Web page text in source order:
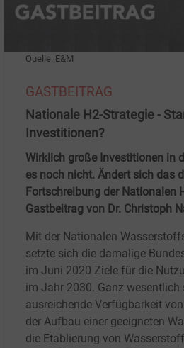
Quelle: E&M
GASTBEITRAG
Nationale H2-Strategie -
Investitionen?
Wirklich große Investitionen in
es noch nicht. Ändert sich das
Fortschreibung der Nationalen
Gastbeitrag von Dr. Christoph
Mit der Nationalen
setzte sich die damalige
im Juni 2020 Ziele für die
im Jahr 2030. Ganz wesentlich
ausreichende Verfügbarkeit
der Aufbau einer geeigneten
die Etablierung von